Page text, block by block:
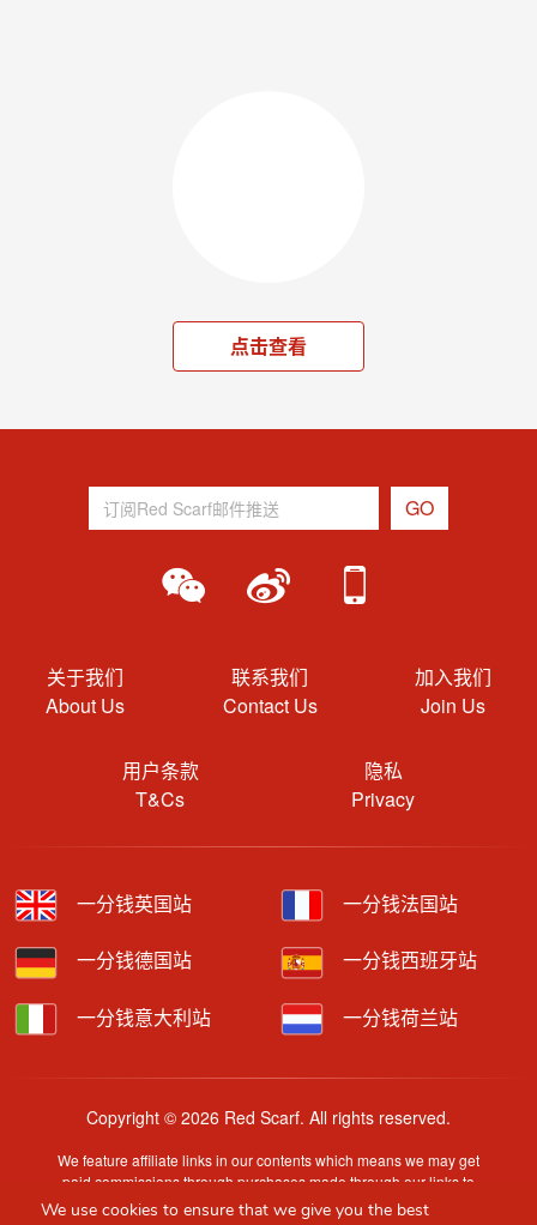
点击查看
关于我们
About Us
联系我们
Contact Us
加入我们
Join Us
用户条款
T&Cs
隐私
Privacy
一分钱英国站 一分钱法国站
一分钱德国站 一分钱西班牙站
一分钱意大利站 一分钱荷兰站
Copyright © 2026 Red Scarf. All rights reserved.
We feature affiliate links in our contents which means we may get
paid commissions through purchases made through our links to
retailer sites.
We use cookies to ensure that we give you the best